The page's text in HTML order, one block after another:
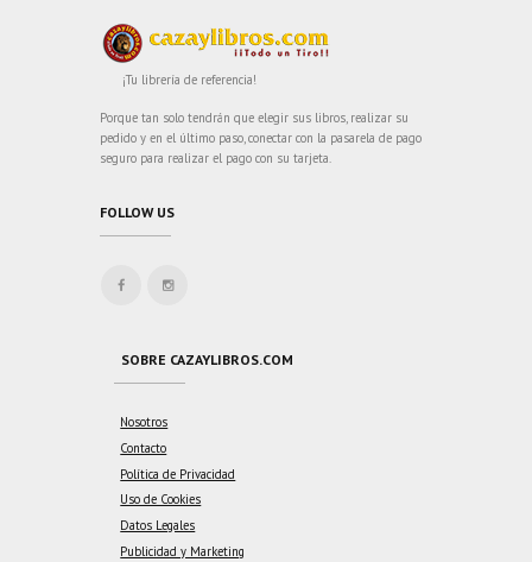
¡Tu librería de referencia!
Porque tan solo tendrán que elegir sus libros, realizar su
pedido y en el último paso, conectar con la pasarela de pago
seguro para realizar el pago con su tarjeta.
FOLLOW US
SOBRE CAZAYLIBROS.COM
Nosotros
Contacto
Política de Privacidad
Uso de Cookies
Datos Legales
Publicidad y Marketing